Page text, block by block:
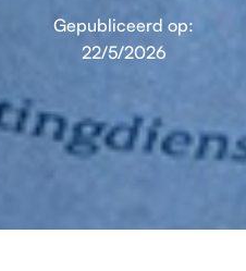
Gepubliceerd op:
22/5/2026